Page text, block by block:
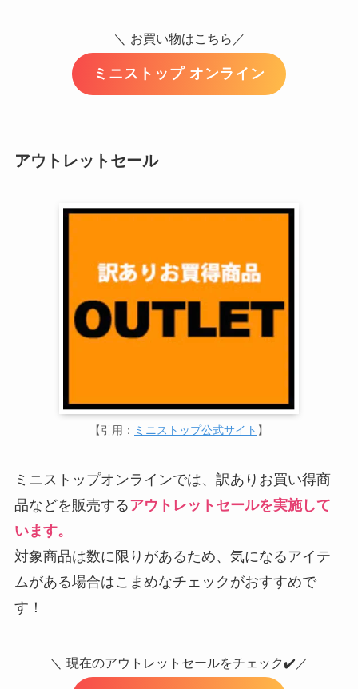
＼ お買い物はこちら／
ミニストップ オンライン
アウトレットセール
【引用： ミニストップ公式サイト 】
ミニストップオンラインでは、訳ありお買い得商
品などを販売するアウトレットセールを実施して
います。
対象商品は数に限りがあるため、気になるアイテ
ムがある場合はこまめなチェックがおすすめで
す！
＼ 現在のアウトレットセールをチェック✔️／